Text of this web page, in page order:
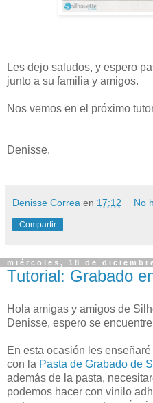
Les dejo saludos, y espero
junto a su familia y amigos.
Nos vemos en el próximo
Denisse.
Denisse Correa en 17:12 No
Compartir
miércoles, 18 de
Tutorial: Grabado
Hola amigas y amigos de
Denisse, espero se
En esta ocasión les
con la Pasta de Grabado de
además de la pasta,
podemos hacer con vinilo